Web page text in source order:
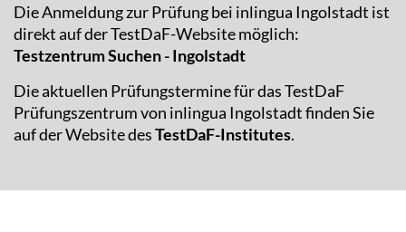
Die Anmeldung zur Prüfung bei inlingua Ingolstadt ist
direkt auf der TestDaF-Website möglich:
Testzentrum Suchen - Ingolstadt
Die aktuellen Prüfungstermine für das TestDaF
Prüfungszentrum von inlingua Ingolstadt finden Sie
auf der Website desTestDaF-Institutes.